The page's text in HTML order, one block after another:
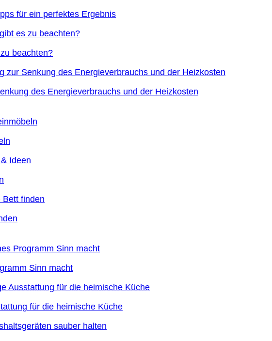
für ein perfektes Ergebnis
beachten?
des Energieverbrauchs und der Heizkosten
Sinn macht
für die heimische Küche